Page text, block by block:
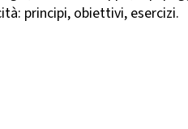
principi, obiettivi, esercizi.